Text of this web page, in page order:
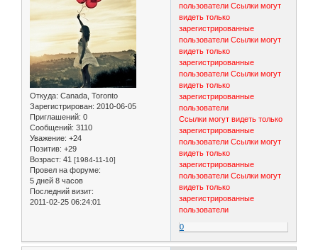
Откуда: Canada, Toronto
Зарегистрирован: 2010-06-05
Приглашений: 0
Сообщений: 3110
Уважение: +24
Позитив: +29
Возраст: 41 [1984-11-10]
Провел на форуме:
5 дней 8 часов
Последний визит:
2011-02-25 06:24:01
пользователи Ссылки могут
видеть только
зарегистрированные
пользователи Ссылки могут
видеть только
зарегистрированные
пользователи Ссылки могут
видеть только
зарегистрированные
пользователи
Ссылки могут видеть только
зарегистрированные
пользователи Ссылки могут
видеть только
зарегистрированные
пользователи Ссылки могут
видеть только
зарегистрированные
пользователи
0